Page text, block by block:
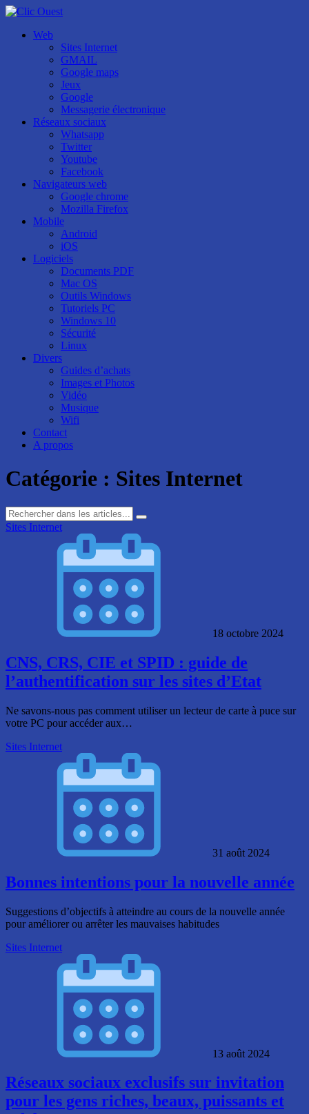
Web
Sites Internet
GMAIL
Google maps
Jeux
Google
Messagerie électronique
Réseaux sociaux
Whatsapp
Twitter
Youtube
Facebook
Navigateurs web
Google chrome
Mozilla Firefox
Mobile
Android
iOS
Logiciels
Documents PDF
Mac OS
Outils Windows
Tutoriels PC
Windows 10
Sécurité
Linux
Divers
Guides d’achats
Images et Photos
Vidéo
Musique
Wifi
Contact
A propos
Catégorie : Sites Internet
Sites Internet
18 octobre 2024
CNS, CRS, CIE et SPID : guide de
l’authentification sur les sites d’Etat
Ne savons-nous pas comment utiliser un lecteur de carte à puce sur
votre PC pour accéder aux…
Sites Internet
31 août 2024
Bonnes intentions pour la nouvelle année
Suggestions d’objectifs à atteindre au cours de la nouvelle année
pour améliorer ou arrêter les mauvaises habitudes
Sites Internet
13 août 2024
Réseaux sociaux exclusifs sur invitation
pour les gens riches, beaux, puissants et